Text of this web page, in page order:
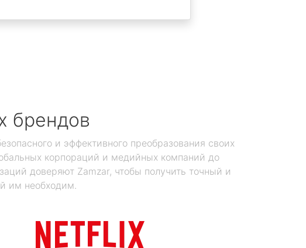
брендов
и эффективного преобразования своих
корпораций и медийных компаний до
доверяют Zamzar, чтобы получить точный и
им необходим.